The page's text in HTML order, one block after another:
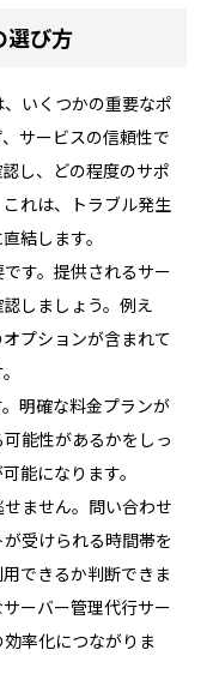
選び方
いくつかの重要なポ
サービスの信頼性で
し、どの程度のサポ
れは、トラブル発生
結します。
す。提供されるサー
しましょう。例え
プションが含まれて
明確な料金プランが
能性があるかをしっ
能になります。
ません。問い合わせ
受けられる時間帯を
できるか判断できま
ーバー管理代行サー
率化につながりま